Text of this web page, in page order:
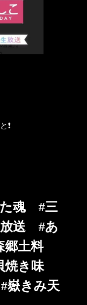
❗️
魂 #三
送 #あ
郷土料
き味
きみ天